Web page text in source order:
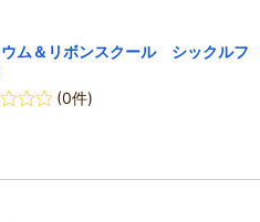
ム＆リボンスクール シックルフ
(0件)